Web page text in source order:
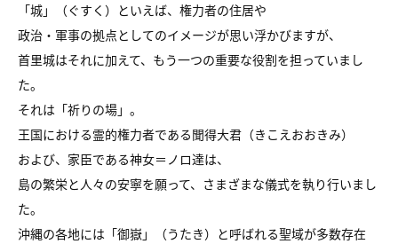
「城」（ぐすく）といえば、権力者の住居や
政治・軍事の拠点としてのイメージが思い浮かびますが、
首里城はそれに加えて、もう一つの重要な役割を担っていまし
た。
それは「祈りの場」。
王国における霊的権力者である聞得大君（きこえおおきみ）
および、家臣である神女＝ノロ達は、
島の繁栄と人々の安寧を願って、さまざまな儀式を執り行いまし
た。
沖縄の各地には「御嶽」（うたき）と呼ばれる聖域が多数存在